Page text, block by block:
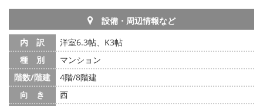
設備・周辺情報など
内 訳
洋室6.3帖、K3帖
種 別
マンション
階数/階建
4階/8階建
向 き
西